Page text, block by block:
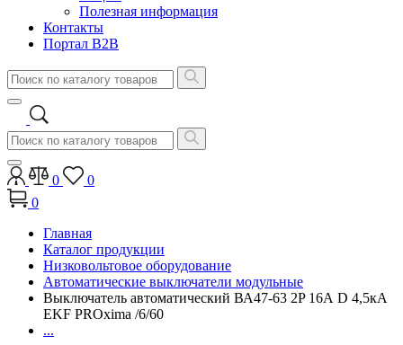
Полезная информация
Контакты
Портал B2B
0
0
0
Главная
Каталог продукции
Низковольтовое оборудование
Автоматические выключатели модульные
Выключатель автоматический ВА47-63 2P 16А D 4,5кА
EKF PROxima /6/60
...